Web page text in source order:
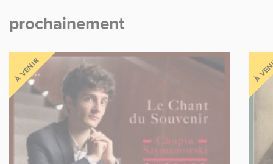
prochainement
À VENIR À